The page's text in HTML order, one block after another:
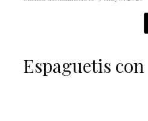
Espaguetis